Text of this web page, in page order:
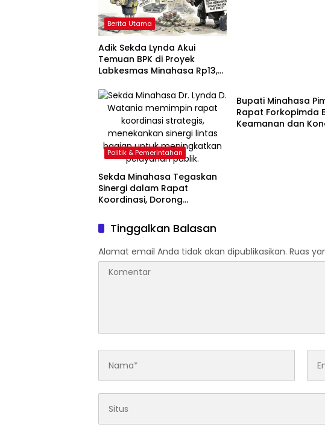
Berita Utama
Adik Sekda Lynda Akui
Temuan BPK di Proyek
Labkesmas Minahasa Rp13,6
Politik & Pemerintahan
Sekda Minahasa Tegaskan
Sinergi dalam Rapat
Koordinasi, Dorong
Publik
Bupati Minahasa
Rapat Forkopimda
Keamanan dan
Tinggalkan Balasan
Alamat email Anda tidak akan dipublikasikan. Ruas